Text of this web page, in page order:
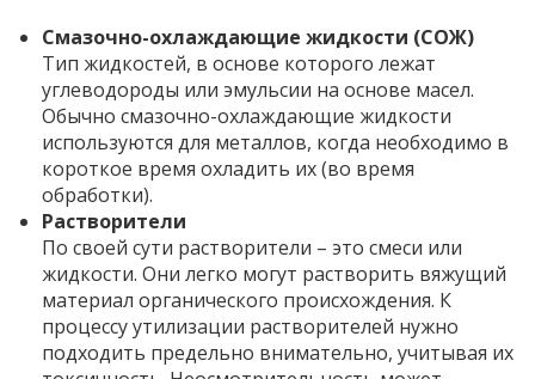
Смазочно-охлаждающие жидкости (СОЖ)
Тип жидкостей, в основе которого лежат
углеводороды или эмульсии на основе масел.
Обычно смазочно-охлаждающие жидкости
используются для металлов, когда необходимо в
короткое время охладить их (во время
обработки).
Растворители
По своей сути растворители – это смеси или
жидкости. Они легко могут растворить вяжущий
материал органического происхождения. К
процессу утилизации растворителей нужно
подходить предельно внимательно, учитывая их